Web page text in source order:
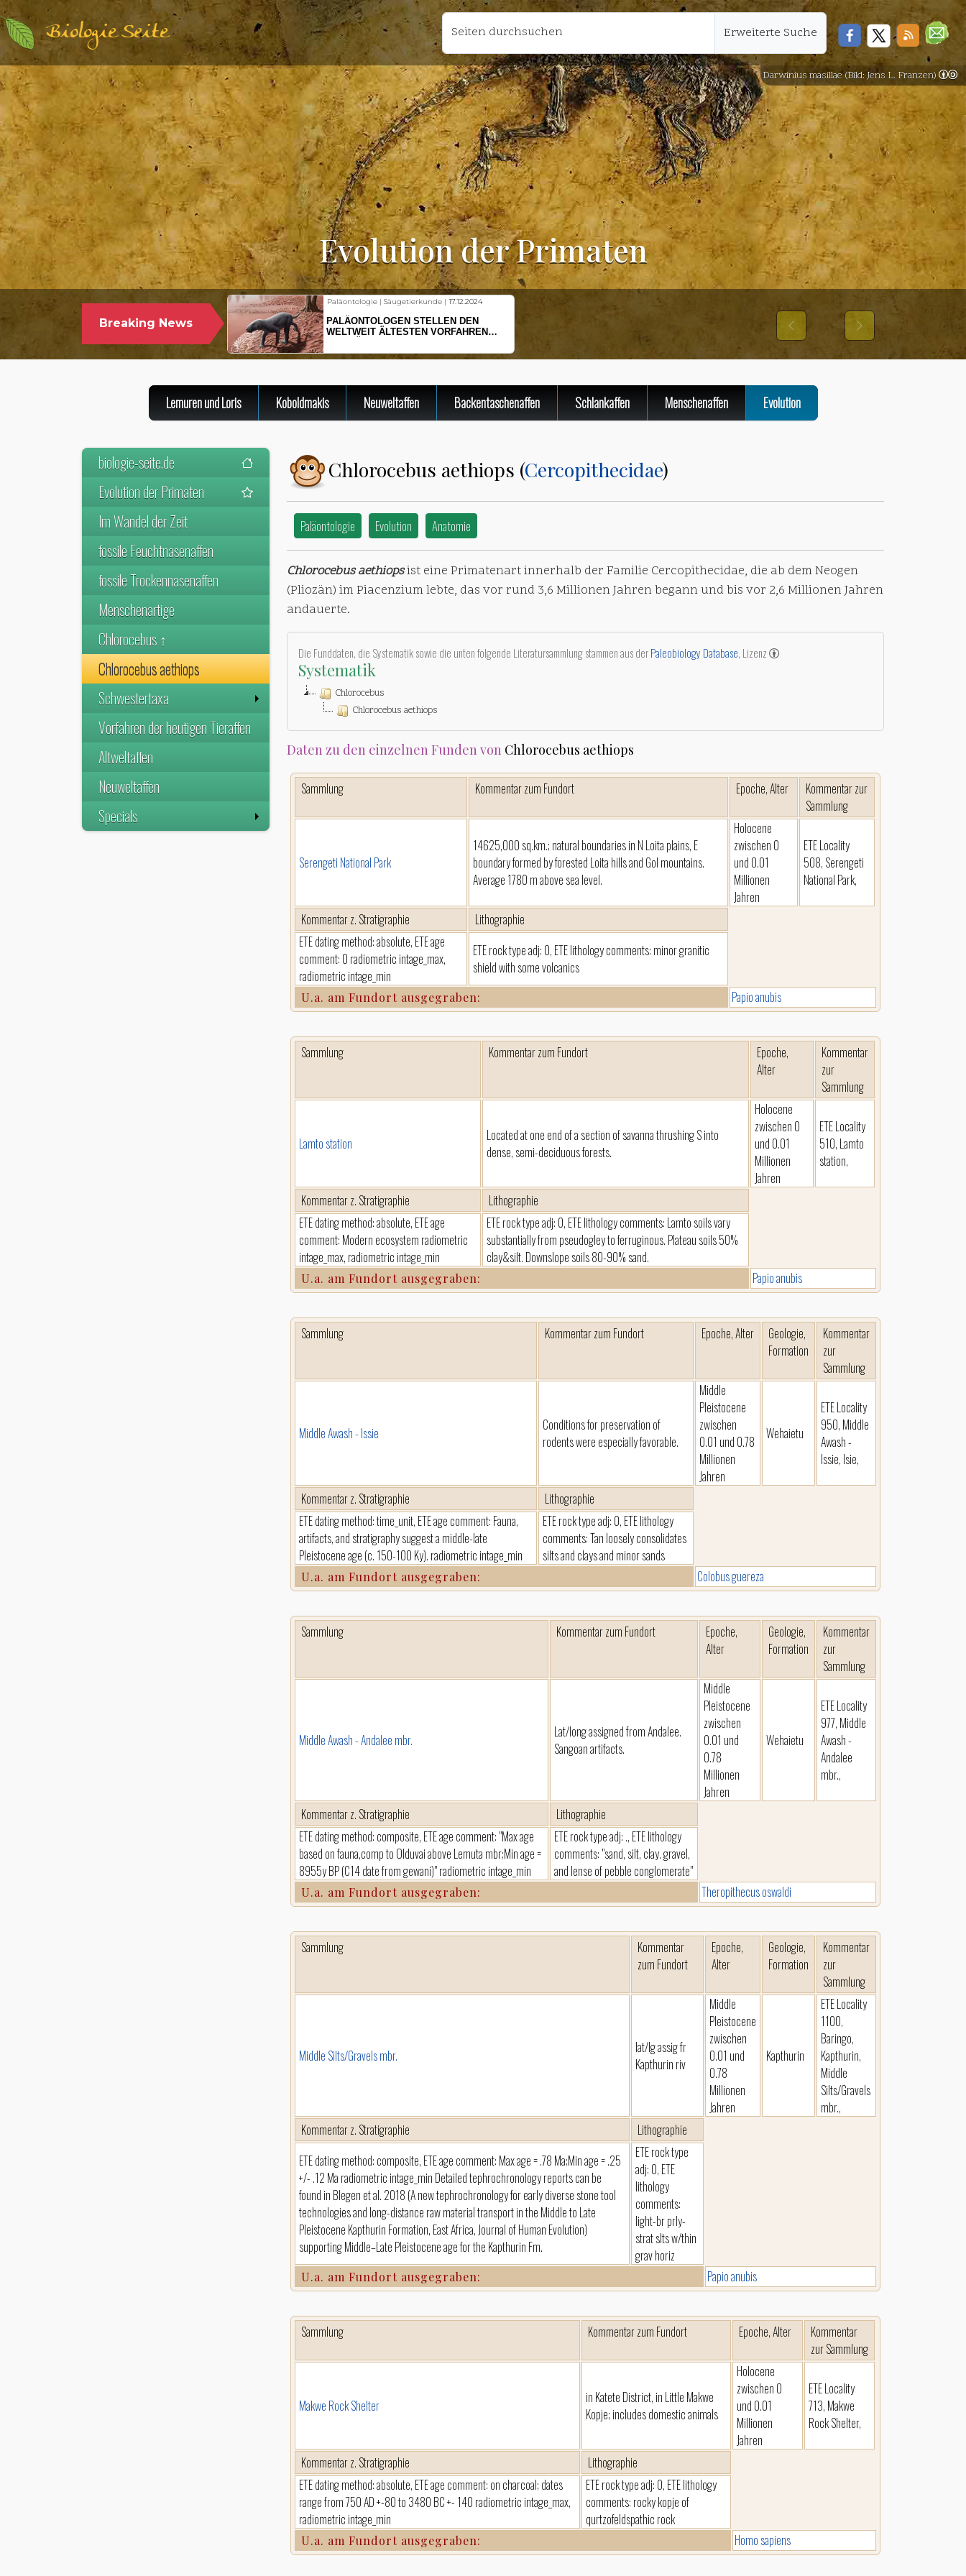
Biologie Seite Seiten durchsuchen Erweiterte Suche
Evolution der Primaten
Breaking News
Fischkunde | Klimawandel |18.11.2024
KLIMAWANDEL SETZT
HERINGSLARVEN UNTER STRESS
Previous Next
Darwinius masillae (Bild: Jens L. Franzen)
Lemuren und Loris Koboldmakis Neuweltaffen Backentaschenaffen Schlankaffen Menschenaffen Evolution
biologie-seite.de
Evolution der Primaten
Im Wandel der Zeit
fossile Feuchtnasenaffen
fossile Trockennasenaffen
Menschenartige
Chlorocebus ↑
Chlorocebus aethiops
Schwestertaxa
Vorfahren der heutigen Tieraffen
Altweltaffen
Neuweltaffen
Specials
Chlorocebus aethiops (Cercopithecidae)
Paläontologie Evolution Anatomie
Chlorocebus aethiopsist eine Primatenart innerhalb der Familie Cercopithecidae, die ab dem Neogen
(Pliozän) im Piacenzium lebte, das vor rund 3,6 Millionen Jahren begann und bis vor 2,6 Millionen Jahren
andauerte.
Die Funddaten, die Systematik sowie die unten folgende Literatursammlung stammen aus derPaleobiology Database, Lizenz
Systematik
Chlorocebus
Chlorocebus aethiops
Daten zu den einzelnen Funden von Chlorocebus aethiops
Sammlung Kommentar zum Fundort Epoche, Alter
Kommentar zur
Sammlung
Serengeti National Park
14625,000 sq.km.; natural boundaries in N Loita plains, E
boundary formed by forested Loita hills and Gol mountains.
Average 1780 m above sea level.
Holocene
zwischen 0
und 0.01
Millionen
Jahren
ETE Locality
508, Serengeti
National Park,
Kommentar z. Stratigraphie
Lithographie
ETE dating method: absolute, ETE age
comment: 0 radiometric intage_max,
radiometric intage_min
ETE rock type adj: 0, ETE lithology comments: minor granitic
shield with some volcanics
U.a. am Fundort ausgegraben: Papio anubis
Sammlung Kommentar zum Fundort
Epoche,
Alter
Kommentar
zur
Sammlung
Lamto station
Located at one end of a section of savanna thrushing S into
dense, semi-deciduous forests.
Holocene
zwischen 0
und 0.01
Millionen
Jahren
ETE Locality
510, Lamto
station,
Kommentar z. Stratigraphie
Lithographie
ETE dating method: absolute, ETE age
comment: Modern ecosystem radiometric
intage_max, radiometric intage_min
ETE rock type adj: 0, ETE lithology comments: Lamto soils vary
substantially from pseudogley to ferruginous. Plateau soils 50%
clay&silt. Downslope soils 80-90% sand.
U.a. am Fundort ausgegraben: Papio anubis
Sammlung Kommentar zum Fundort Epoche, Alter
Geologie,
Formation
Kommentar
zur
Sammlung
Middle Awash - Issie
Conditions for preservation of
rodents were especially favorable.
Middle
Pleistocene
zwischen
0.01 und 0.78
Millionen
Jahren
Wehaietu
ETE Locality
950, Middle
Awash -
Issie, Isie,
Kommentar z. Stratigraphie
Lithographie
ETE dating method: time_unit, ETE age comment: Fauna,
artifacts, and stratigraphy suggest a middle-late
Pleistocene age (c. 150-100 Ky). radiometric intage_min
ETE rock type adj: 0, ETE lithology
comments: Tan loosely consolidates
silts and clays and minor sands
U.a. am Fundort ausgegraben: Colobus guereza
Sammlung Kommentar zum Fundort
Epoche,
Alter
Geologie,
Formation
Kommentar
zur
Sammlung
Middle Awash - Andalee mbr.
Lat/long assigned from Andalee.
Sangoan artifacts.
Middle
Pleistocene
zwischen
0.01 und
0.78
Millionen
Jahren
Wehaietu
ETE Locality
977, Middle
Awash -
Andalee
mbr.,
Kommentar z. Stratigraphie
Lithographie
ETE dating method: composite, ETE age comment: "Max age
based on fauna,comp to Olduvai above Lemuta mbr;Min age =
8955y BP (C14 date from gewani)" radiometric intage_min
ETE rock type adj: ., ETE lithology
comments: "sand, silt, clay. gravel,
and lense of pebble conglomerate"
U.a. am Fundort ausgegraben: Theropithecus oswaldi
Sammlung
Kommentar
zum Fundort
Epoche,
Alter
Geologie,
Formation
Kommentar
zur
Sammlung
Middle Silts/Gravels mbr.
lat/lg assig fr
Kapthurin riv
Middle
Pleistocene
zwischen
0.01 und
0.78
Millionen
Jahren
Kapthurin
ETE Locality
1100,
Baringo,
Kapthurin,
Middle
Silts/Gravels
mbr.,
Kommentar z. Stratigraphie
Lithographie
ETE dating method: composite, ETE age comment: Max age = .78 Ma;Min age = .25
+/- .12 Ma radiometric intage_min Detailed tephrochronology reports can be
found in Blegen et al. 2018 (A new tephrochronology for early diverse stone tool
technologies and long-distance raw material transport in the Middle to Late
Pleistocene Kapthurin Formation, East Africa, Journal of Human Evolution)
supporting Middle–Late Pleistocene age for the Kapthurin Fm.
ETE rock type
adj: 0, ETE
lithology
comments:
light-br prly-
strat slts w/thin
grav horiz
U.a. am Fundort ausgegraben: Papio anubis
Sammlung Kommentar zum Fundort Epoche, Alter
Kommentar
zur Sammlung
Makwe Rock Shelter
in Katete District, in Little Makwe
Kopje; includes domestic animals
Holocene
zwischen 0
und 0.01
Millionen
Jahren
ETE Locality
713, Makwe
Rock Shelter,
Kommentar z. Stratigraphie
Lithographie
ETE dating method: absolute, ETE age comment: on charcoal; dates
range from 750 AD +-80 to 3480 BC +- 140 radiometric intage_max,
radiometric intage_min
ETE rock type adj: 0, ETE lithology
comments: rocky kopje of
qurtzofeldspathic rock
U.a. am Fundort ausgegraben: Homo sapiens